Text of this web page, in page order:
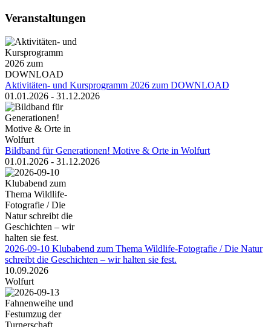
Veranstaltungen
Aktivitäten- und Kursprogramm 2026 zum DOWNLOAD
01.01.2026 - 31.12.2026
Bildband für Generationen! Motive & Orte in Wolfurt
01.01.2026 - 31.12.2026
2026-09-10 Klubabend zum Thema Wildlife-Fotografie / Die Natur
schreibt die Geschichten – wir halten sie fest.
10.09.2026
Wolfurt